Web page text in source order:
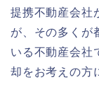
提携不動産会社
が、その多くが
いる不動産会社
却をお考えの方